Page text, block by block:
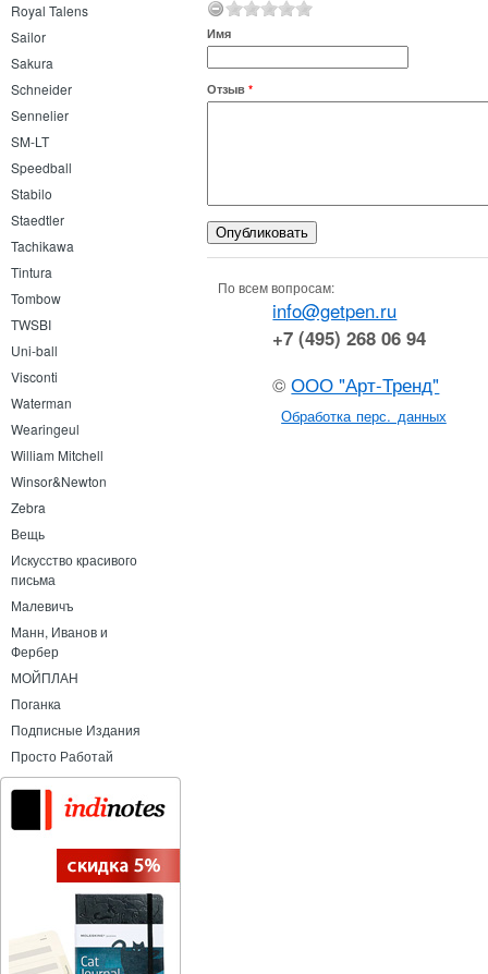
Royal Talens
Sailor
Sakura
Schneider
Sennelier
SM-LT
Speedball
Stabilo
Staedtler
Tachikawa
Tintura
Tombow
TWSBI
Uni-ball
Visconti
Waterman
Wearingeul
William Mitchell
Winsor&Newton
Zebra
Вещь
Искусство красивого
письма
Малевичъ
Манн, Иванов и
Фербер
МОЙПЛАН
Поганка
Подписные Издания
Просто Работай
Имя
Отзыв *
По всем вопросам:
info@getpen.ru
+7 (495) 268 06 94
©ООО "Арт-Тренд"
Обработка перс. данных